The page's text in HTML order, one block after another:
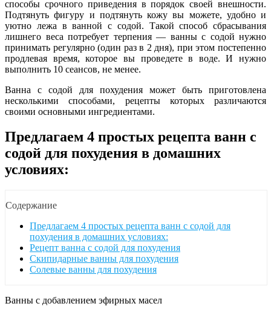
способы срочного приведения в порядок своей внешности.
Подтянуть фигуру и подтянуть кожу вы можете, удобно и
уютно лежа в ванной с содой. Такой способ сбрасывания
лишнего веса потребует терпения — ванны с содой нужно
принимать регулярно (один раз в 2 дня), при этом постепенно
продлевая время, которое вы проведете в воде. И нужно
выполнить 10 сеансов, не менее.
Ванна с содой для похудения может быть приготовлена
несколькими способами, рецепты которых различаются
своими основными ингредиентами.
Предлагаем 4 простых рецепта ванн с
содой для похудения в домашних
условиях:
Содержание
Предлагаем 4 простых рецепта ванн с содой для
похудения в домашних условиях:
Рецепт ванна с содой для похудения
Скипидарные ванны для похудения
Солевые ванны для похудения
Ванны с добавлением эфирных масел